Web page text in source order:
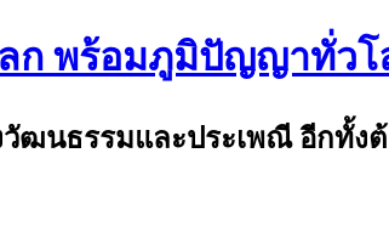
ก พร้อมภูมิปัญญาทั่วโ
วัฒนธรรมและประเพณี อีกทั้